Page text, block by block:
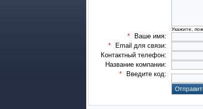
Укажите,
*
Ваше имя:
*
Email для связи:
Контактный телефон:
Название компании:
*
Введите код: